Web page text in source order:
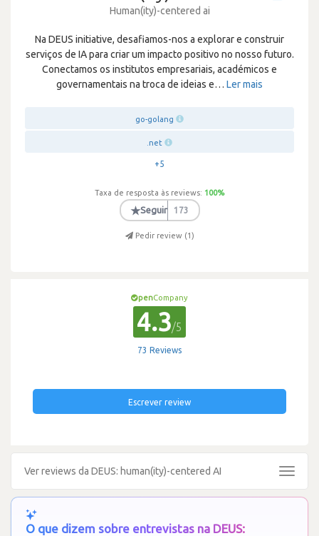
Human(ity)-centered ai
Na DEUS initiative, desafiamos-nos a explorar e construir
serviços de IA para criar um impacto positivo no nosso futuro.
Conectamos os institutos empresariais, académicos e
governamentais na troca de ideias e… Ler mais
go-golang
.net
+5
Taxa de resposta às reviews: 100%
★Seguir 173
Pedir review (1)
penCompany
4.3/5
73 Reviews
Escrever review
Ver reviews da DEUS: human(ity)-centered AI
Toggle
O que dizem sobre entrevistas na DEUS: